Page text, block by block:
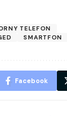
TELEFON
SMARTFON
Facebook